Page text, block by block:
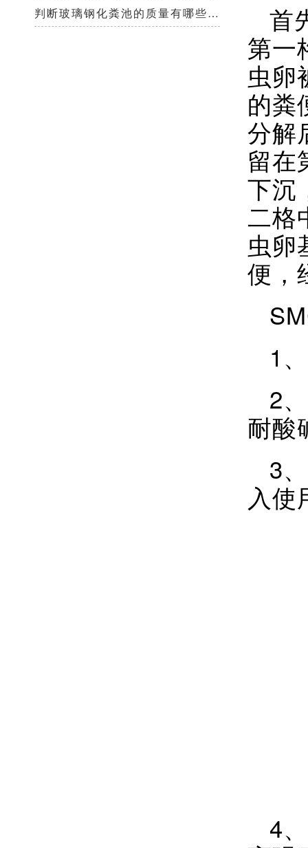
判断玻璃钢化粪池的质量有哪些好办法？
首
第一
虫卵
的粪
分解
留在
下沉
二格
虫卵
便，
1
2
耐酸
3
入
4